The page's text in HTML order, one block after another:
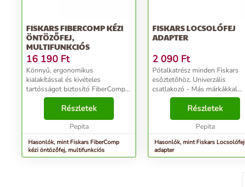
FISKARS FIBERCOMP KÉZI
ÖNTÖZŐFEJ,
MULTIFUNKCIÓS
16 190 Ft
Könnyű, ergonomikus
kialakítással és kivételes
tartósságot biztosító FiberComp
2x tartósabb markolattal. Csavarja
el a SoftGrip öntözőfejet a finom
permet, zuhany, lapos, öblítő vagy
erős sugár mint...
Részletek
Pepita
Hasonlók, mint Fiskars FiberComp
kézi öntözőfej, multifunkciós
FISKARS LOCSOLÓFEJ
ADAPTER
2 090 Ft
Pótalkatrész minden Fiskars
esőztetőhöz. Univerzális
csatlakozó - Más márkákkal
kompatibilis...
Részletek
Pepita
Hasonlók, mint Fiskars Locsolófej
adapter